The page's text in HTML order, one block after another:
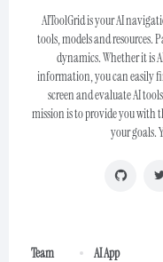
AIToolGrid is your AI
tools, models and resources.
dynamics. Whether it is
information, you can easily
screen and evaluate AI
mission is to provide you with
your goals.
Team AI App